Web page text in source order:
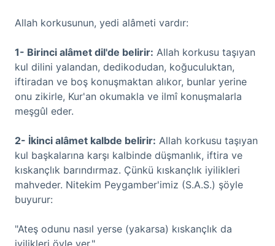
Allah korkusunun, yedi alâmeti vardır:
1- Birinci alâmet dil'de belirir: Allah korkusu taşıyan
kul dilini yalandan, dedikodudan, koğuculuktan,
iftiradan ve boş konuşmaktan alıkor, bunlar yerine
onu zikirle, Kur'an okumakla ve ilmî konuşmalarla
meşgûl eder.
2- İkinci alâmet kalbde belirir: Allah korkusu taşıyan
kul başkalarına karşı kalbinde düşmanlık, iftira ve
kıskançlık barındırmaz. Çünkü kıskançlık iyilikleri
mahveder. Nitekim Peygamber'imiz (S.A.S.) şöyle
buyurur:
"Ateş odunu nasıl yerse (yakarsa) kıskançlık da
iyilikleri öyle yer."